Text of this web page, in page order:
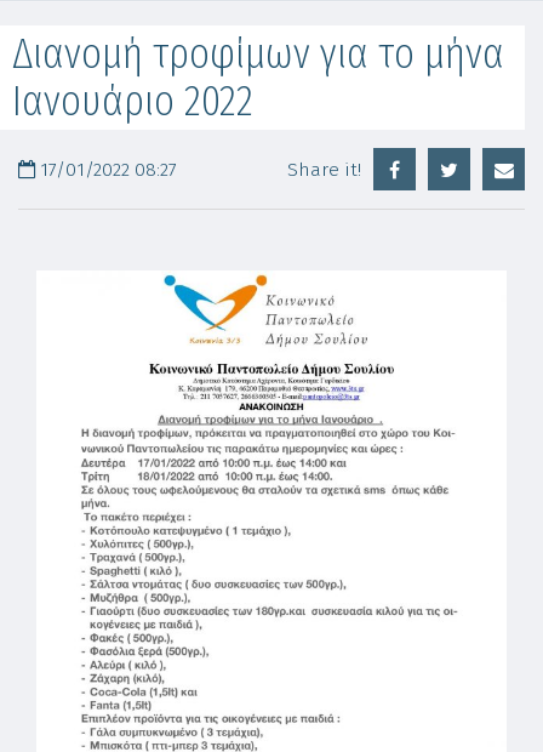
Διανομή τροφίμων για το μήνα
Ιανουάριο 2022
17/01/2022 08:27 Share it!